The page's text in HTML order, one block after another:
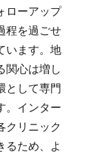
ローアップ
程を過ごせ
います。地
関心は増し
として専門
。インター
クリニック
るため、よ